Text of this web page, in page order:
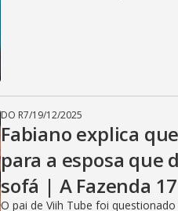
DO R7/19/12/2025
Fabiano explica
para a esposa que
sofá | A Fazenda 17
O pai de Viih Tube foi